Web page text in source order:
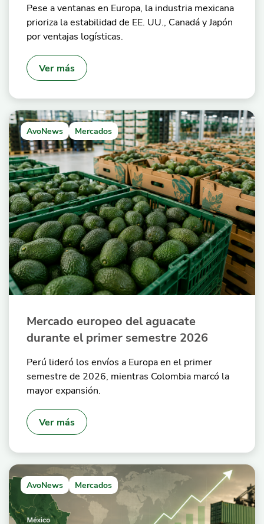
Pese a ventanas en Europa, la industria mexicana
prioriza la estabilidad de EE. UU., Canadá y Japón
por ventajas logísticas.
Ver más
AvoNews Mercados
Mercado europeo del aguacate
durante el primer semestre 2026
Perú lideró los envíos a Europa en el primer
semestre de 2026, mientras Colombia marcó la
mayor expansión.
Ver más
AvoNews Mercados